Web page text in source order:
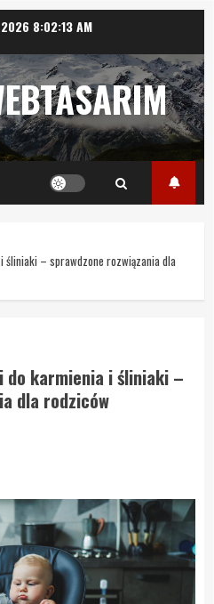
8:02:13 AM
śliniaki – sprawdzone rozwiązania dla
do karmienia i śliniaki –
dla rodziców